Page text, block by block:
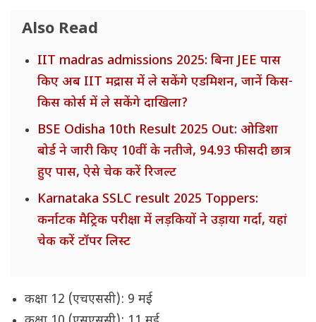
Also Read
IIT madras admissions 2025: बिना JEE पास
किए अब IIT मद्रास में ले सकेंगे एडमिशन, जानें किस-
किस कोर्स में ले सकेंगे दाखिला?
BSE Odisha 10th Result 2025 Out: ओडिशा
बोर्ड ने जारी किए 10वीं के नतीजे, 94.93 फीसदी छात्र
हुए पास, ऐसे चेक करें रिजल्ट
Karnataka SSLC result 2025 Toppers:
कर्नाटक मैट्रिक परीक्षा में लड़कियों ने उड़ाया गर्दा, यहां
चेक करें टॉपर लिस्ट
कक्षा 12 (एचएससी): 9 मई